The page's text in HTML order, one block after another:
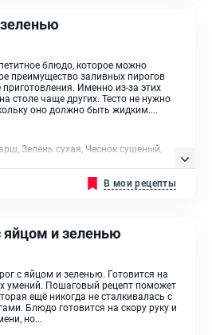
блюдо, которое можно
преимущество заливных пирогов
Именно из-за этих
столе чаще других. Тесто не нужно
оно должно быть жидким....
Зелень сухая, Чеснок сушеный,
В мои рецепты
яйцом и зеленью
с яйцом и зеленью. Готовится на
умений. Пошаговый рецепт поможет
ещё никогда не сталкивалась с
Блюдо готовится на скору руку и
но...